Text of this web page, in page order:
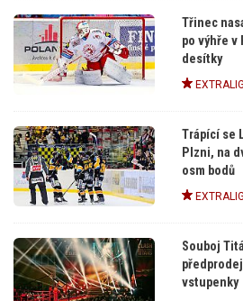
Třinec
po výhře
desítky
Trápící se
Plzni, na
osm bodů
Souboj
vstupenky